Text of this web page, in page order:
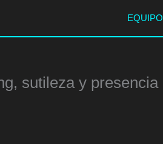
EQUIPO
sutileza y presencia